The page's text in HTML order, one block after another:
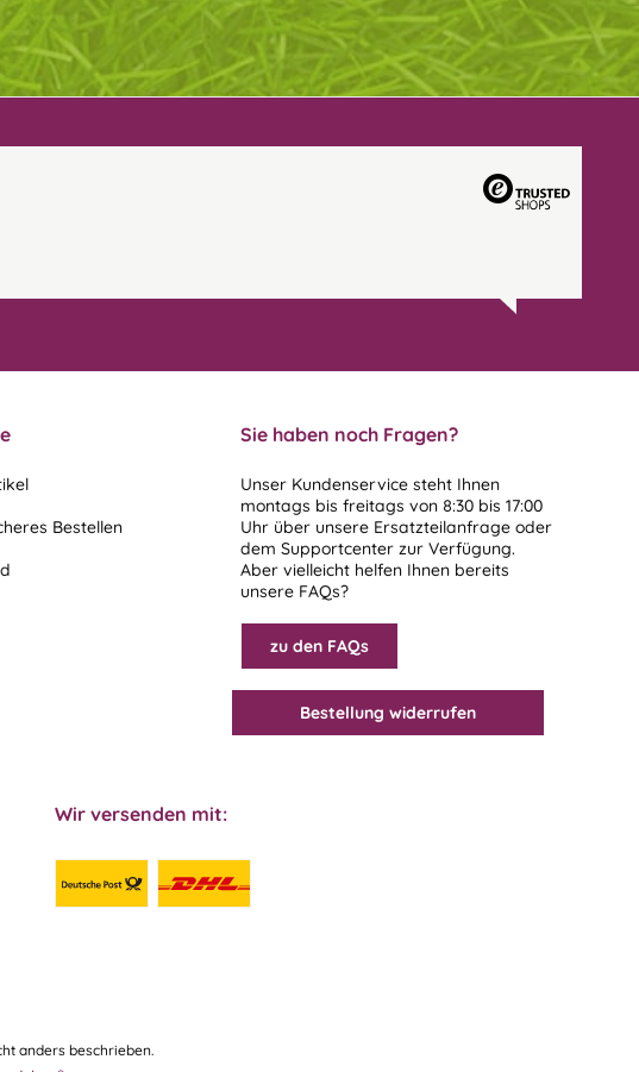
Bestellen
Sie haben noch Fragen?
Unser Kundenservice steht Ihnen
montags bis freitags von 8:30 bis 17:00
Uhr über unsere Ersatzteilanfrage oder
dem Supportcenter zur Verfügung.
Aber vielleicht helfen Ihnen bereits
unsere FAQs?
zu den FAQs
Bestellung widerrufen
Wir versenden mit:
anders beschrieben.